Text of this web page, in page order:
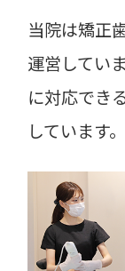
当院は矯正
運営してい
に対応でき
しています。